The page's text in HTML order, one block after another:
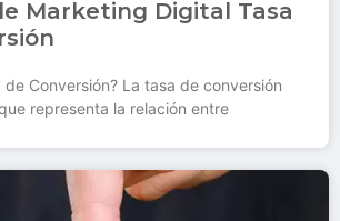
Marketing Digital Tasa
de Conversión? La tasa de conversión
representa la relación entre